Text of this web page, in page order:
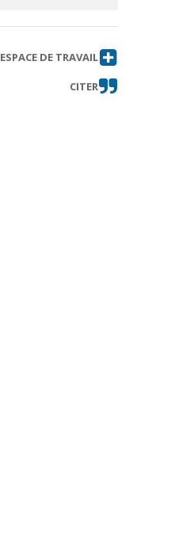
ESPACE DE TRAVAIL
CITER